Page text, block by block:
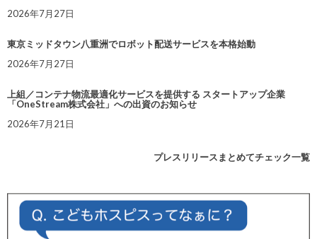
2026年7月27日
東京ミッドタウン八重洲でロボット配送サービスを本格始動
2026年7月27日
上組／コンテナ物流最適化サービスを提供する スタートアップ企業
「OneStream株式会社」への出資のお知らせ
2026年7月21日
プレスリリースまとめてチェック一覧